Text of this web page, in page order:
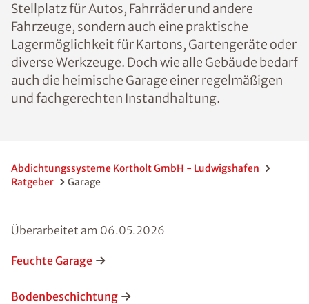
Stellplatz für Autos, Fahrräder und andere
Fahrzeuge, sondern auch eine praktische
Lagermöglichkeit für Kartons, Gartengeräte oder
diverse Werkzeuge. Doch wie alle Gebäude bedarf
auch die heimische Garage einer regelmäßigen
und fachgerechten Instandhaltung.
Abdichtungssysteme Kortholt GmbH - Ludwigshafen
Ratgeber
Garage
Überarbeitet am 06.05.2026
Feuchte Garage
Bodenbeschichtung